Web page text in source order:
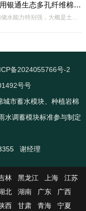
乌拉特后旗城市河道排水用银通生态多孔纤维棉 渗透性好重量轻
乌拉特后旗银通生态多孔纤维棉储水能力特别强，大概是土壤的6倍，所以在下暴雨或者是严重的雨雪天气时，能将降水量很好的吸收掉，到了天气晴朗之后又会将这些水分蒸发到空气中。这种材料在绿化环保上能起到很大的作用，能够大
备2024055766号-2
号号
市蓄水模块、种植岩棉
水调蓄模块标准参与制定
谢经理
林 黑龙江 上海
江苏
北 湖南 广东
广西
西 甘肃 青海 宁夏